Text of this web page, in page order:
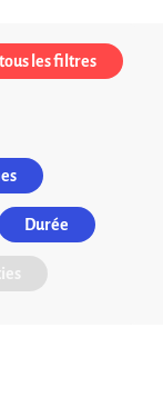
les filtres
Durée